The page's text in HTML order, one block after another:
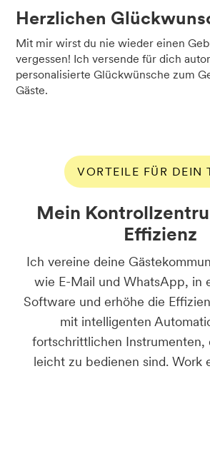
Herzlichen
Mit mir wirst du nie wieder einen
vergessen! Ich versende für dich
personalisierte Glückwünsche zum
Gäste.
VORTEILE FÜR DEIN
Mein
Effizienz
Ich vereine deine
wie E-Mail und WhatsApp, in
Software und erhöhe die
mit intelligenten
fortschrittlichen Instrumenten,
leicht zu bedienen sind. Work